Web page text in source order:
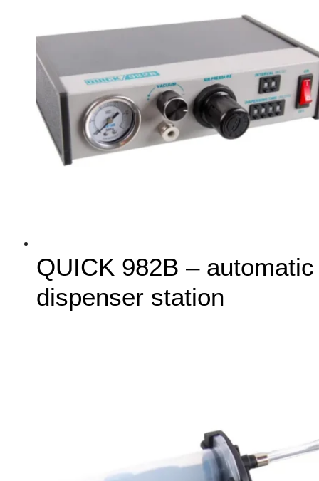
QUICK 982B – automatic
dispenser station